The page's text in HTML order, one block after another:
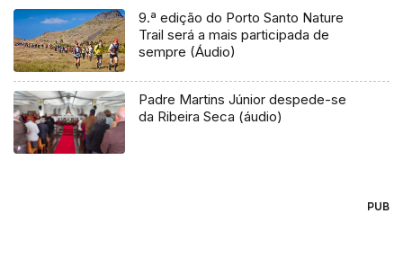
9.ª edição do Porto Santo Nature
Trail será a mais participada de
sempre (Áudio)
Padre Martins Júnior despede-se
da Ribeira Seca (áudio)
PUB